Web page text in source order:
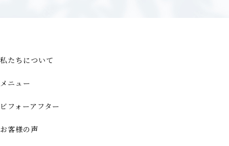
私たちについて
メニュー
ビフォーアフター
お客様の声